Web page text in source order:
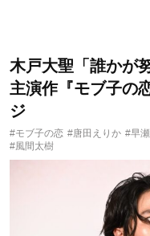
木戸大聖「誰かが
主演作『モブ子の
ジ
#モブ子の恋 #唐田えりか #早
#風間太樹